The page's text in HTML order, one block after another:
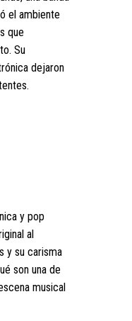
el ambiente
que
Su
dejaron
y pop
al
y su carisma
son una de
musical